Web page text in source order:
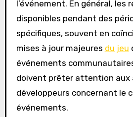
l’événement. En général, les
disponibles pendant des
spécifiques, souvent en
mises à jour majeures du jeu
événements
doivent prêter attention aux
développeurs concernant le
événements.